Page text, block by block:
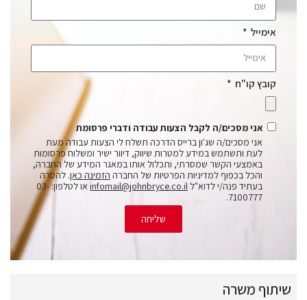
אימייל
קובץ קו"ח
אני מסכים/ה לקבל הצעות עבודה ודברי פרסומת
אני מסכים/ה שג'ון ברייס הדרכה תשלח לי הצעות עבודה מעת
לעת ותשתמש במידע למטרות שיווק, דיוור ישיר ומשלוח פרסומות
באמצעי הקשר שמסרתי, ותכלול אותו במאגר המידע של החברה,
והכל בכפוף למדיניות הפרטיות של החברה הזמינה כאן. להסרה
בעתיד פנה/י לדוא"ל infomail@johnbryce.co.il
או לטלפון: 03-
7100777.
שליחה
שיתוף משרה